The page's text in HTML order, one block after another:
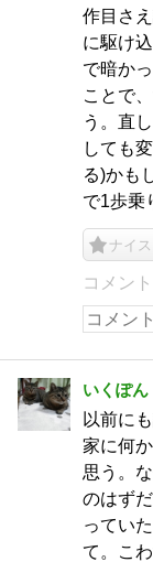
作目さ
に駆け
で暗か
ことで
う。直
しても
る)かも
で1歩乗
ナイス
コメン
いくぽん
以前に
家に何
思う。
のはず
ってい
て。こ